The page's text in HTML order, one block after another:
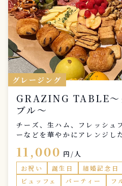
グレージング
GRAZING TABLE​〜
ブル〜
チーズ、生ハム、フレッシュ
ーなどを華やかにアレンジし
おすすめです。
11,000 円/人
お祝い 誕生日 結婚記念日
ビュッフェ
パーティー フ